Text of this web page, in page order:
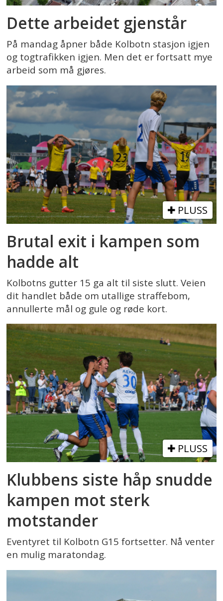
Dette arbeidet gjenstår
På mandag åpner både Kolbotn stasjon igjen
og togtrafikken igjen. Men det er fortsatt mye
arbeid som må gjøres.
PLUSS
Brutal exit i kampen som
hadde alt
Kolbotns gutter 15 ga alt til siste slutt. Veien
dit handlet både om utallige straffebom,
annullerte mål og gule og røde kort.
PLUSS
Klubbens siste håp snudde
kampen mot sterk
motstander
Eventyret til Kolbotn G15 fortsetter. Nå venter
en mulig maratondag.